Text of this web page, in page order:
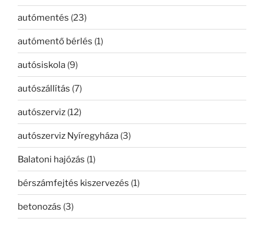
autómentés (23)
autómentő bérlés (1)
autósiskola (9)
autószállítás (7)
autószerviz (12)
autószerviz Nyíregyháza (3)
Balatoni hajózás (1)
bérszámfejtés kiszervezés (1)
betonozás (3)